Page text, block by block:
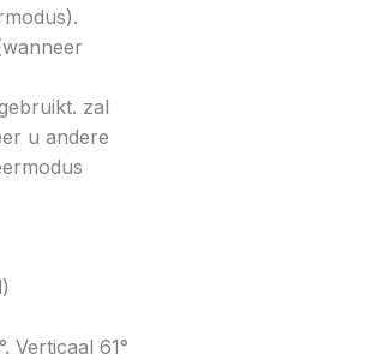
zal
u andere
Verticaal 61°